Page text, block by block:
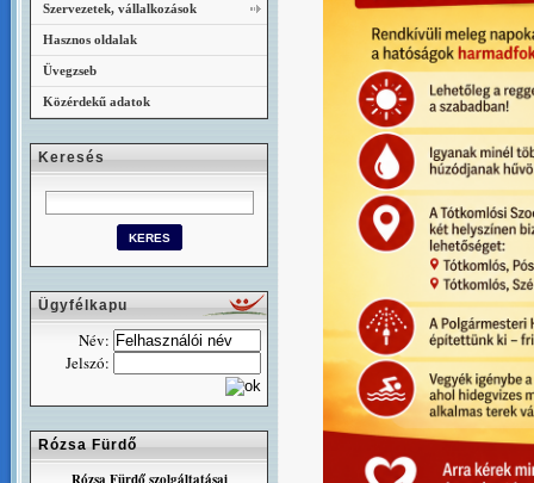
Szervezetek, vállalkozások
Hasznos oldalak
Üvegzseb
Közérdekű adatok
Keresés
Ügyfélkapu
Név:
Jelszó:
Rózsa Fürdő